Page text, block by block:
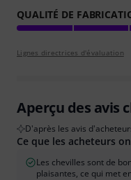
QUALITÉ DE
Lignes directrices d'évaluation
Aperçu des avis
D'après les avis
Ce que les acheteurs
Les chevilles sont de
plaisantes, ce qui met